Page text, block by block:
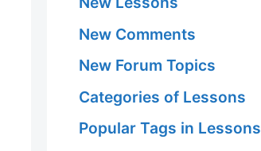
New Comments
New Forum Topics
Categories of Lessons
Popular Tags in Lessons